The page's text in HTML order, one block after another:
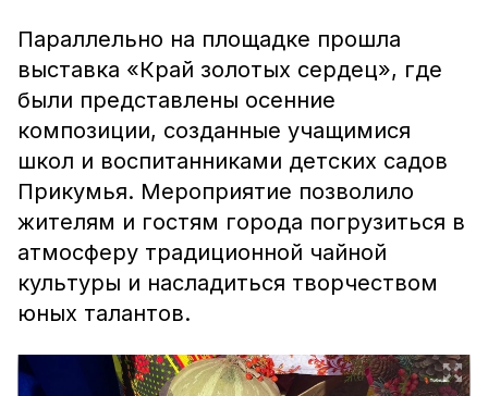
Параллельно на площадке прошла
выставка «Край золотых сердец», где
были представлены осенние
композиции, созданные учащимися
школ и воспитанниками детских садов
Прикумья. Мероприятие позволило
жителям и гостям города погрузиться в
атмосферу традиционной чайной
культуры и насладиться творчеством
юных талантов.